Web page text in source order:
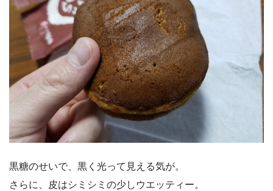
黒糖のせいで、黒く光って見える気が。
さらに、皮はシミシミの少しウエッティー。